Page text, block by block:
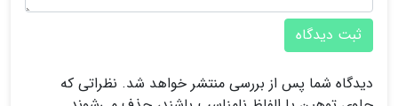
ثبت دیدگاه
دیدگاه شما پس از بررسی منتشر خواهد شد. نظراتی که